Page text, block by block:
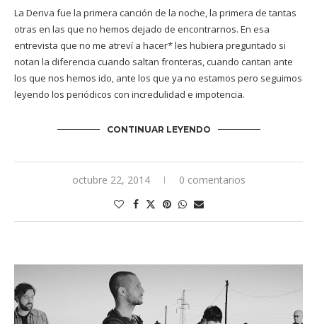
La Deriva fue la primera canción de la noche, la primera de tantas
otras en las que no hemos dejado de encontrarnos. En esa
entrevista que no me atreví a hacer* les hubiera preguntado si
notan la diferencia cuando saltan fronteras, cuando cantan ante
los que nos hemos ido, ante los que ya no estamos pero seguimos
leyendo los periódicos con incredulidad e impotencia.
CONTINUAR LEYENDO
octubre 22, 2014 0 comentarios